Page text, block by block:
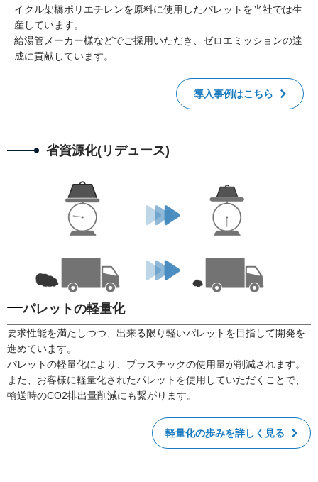
イクル架橋ポリエチレンを原料に使用したパレットを当社では生
産しています。
給湯管メーカー様などでご採用いただき、ゼロエミッションの達
成に貢献しています。
導入事例はこちら
省資源化(リデュース)
パレットの軽量化
要求性能を満たしつつ、出来る限り軽いパレットを目指して開発を
進めています。
パレットの軽量化により、プラスチックの使用量が削減されます。
また、お客様に軽量化されたパレットを使用していただくことで、
輸送時のCO2排出量削減にも繋がります。
軽量化の歩みを詳しく見る